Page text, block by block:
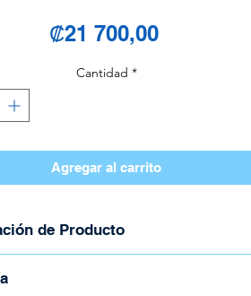
₡21 700,00Precio
Cantidad *
Agregar al carrito
de Producto
Game Note KB860L-SP